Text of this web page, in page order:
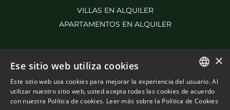
VILLAS EN ALQUILER
APARTAMENTOS EN ALQUILER
MÁS PURE LIVING
EN VENTA EN BENAHAVÍS
EN VENTA EN MARBELLA
ENGLISH
SPANISH
×
Ese sitio web utiliza cookies
Este sitio web usa cookies para mejorar la experiencia del usuario. Al
utilizar nuestro sitio web, usted acepta todas las cookies de acuerdo
con nuestra Política de cookies. Leer más sobre la Política de Cookies